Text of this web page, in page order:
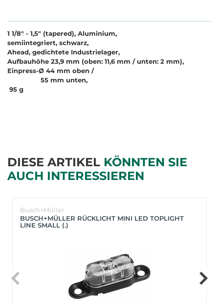
1 1/8" - 1,5" (tapered), Aluminium,
semiintegriert, schwarz,
Ahead, gedichtete Industrielager,
Aufbauhöhe 23,9 mm (oben: 11,6 mm / unten: 2 mm),
Einpress-Ø 44 mm oben /
55 mm unten,
95 g
DIESE ARTIKEL KÖNNTEN SIE
AUCH INTERESSIEREN
Busch+Müller
BUSCH+MÜLLER RÜCKLICHT MINI LED TOPLIGHT
LINE SMALL (.)